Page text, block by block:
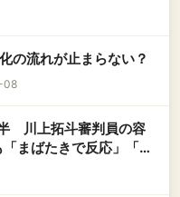
の流れが止まらない？
08
川上拓斗審判員の容
まばたきで反応」「腕